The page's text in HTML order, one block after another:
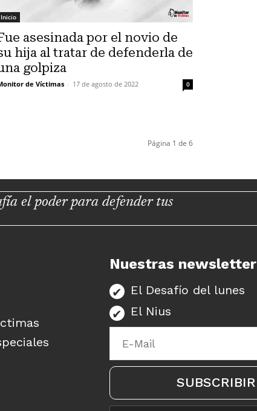
Inicio
asesinada por el novio de
hija al tratar de defenderla de
golpiza
de Víctimas - 17 de agosto de 2022 0
Página 1 de 6
el poder para defender tus
Nuestras newsletter
El Desafío del lunes
El Nius